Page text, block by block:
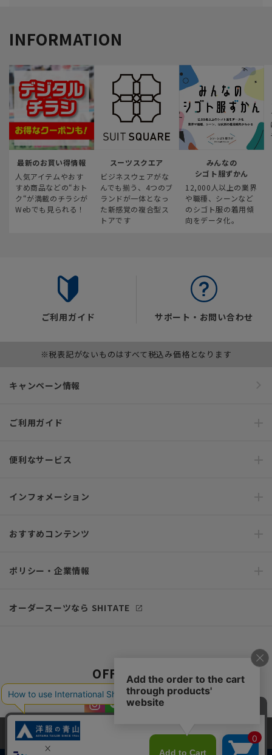
INFORMATION
最新のお買い得情報
人気アイテムやおす
すめ商品などの“おト
ク“が満載のチラシが
Webでも見られる！
スーツスクエア
ビジネスウェアがな
んでも揃う、4つのブ
ランドが一体となっ
た新感覚の複合型ス
トアです
みんなの
シゴト服ずかん
12,000人以上の業界
や職種、シーンなど
のシゴト服の着用傾
向をデータ化。
ご利用ガイド サポート・お問い合わせ
※税表記がないものはすべて税込み価格となります
キャンペーン情報
ご利用ガイド
便利なサービス
インフォメーション
おすすめコンテンツ
ポリシー・企業情報
オーダースーツなら SHITATE
OFFICIAL SNS
当サイトでは、快適な閲覧体験とコンテンツ改善のためにCookieを使用